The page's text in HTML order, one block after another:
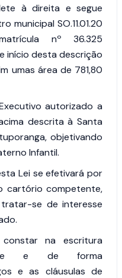
à direita e segue
SO.11.01.20
nº 36.325
início desta descrição
umas área de 781,80
autorizado a
descrita à Santa
objetivando
Infantil.
Lei se efetivará por
cartório competente,
se de interesse
constar na escritura
e de forma
e as cláusulas de